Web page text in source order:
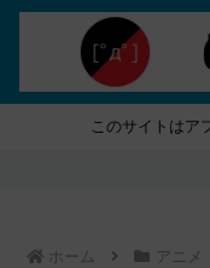
このサイトはア
ホーム アニメ